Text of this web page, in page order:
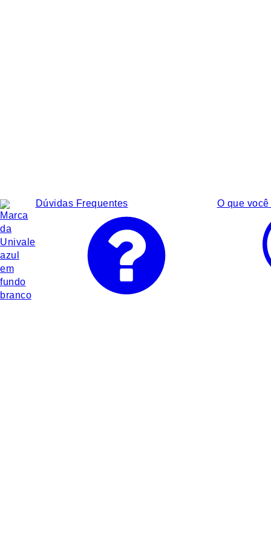
Dúvidas Frequentes O que